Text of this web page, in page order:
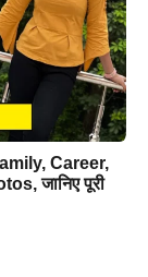
Career,
जानिए पूरी